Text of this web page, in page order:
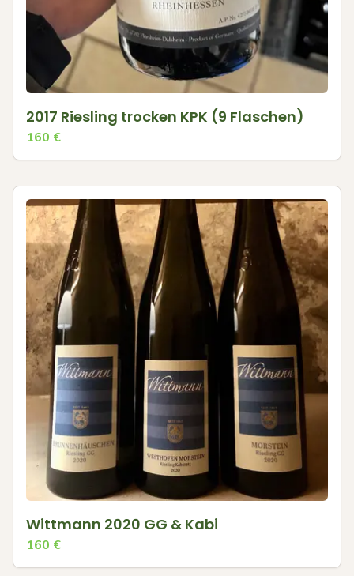
2017 Riesling trocken KPK (9 Flaschen)
160 €
Wittmann 2020 GG & Kabi
160 €